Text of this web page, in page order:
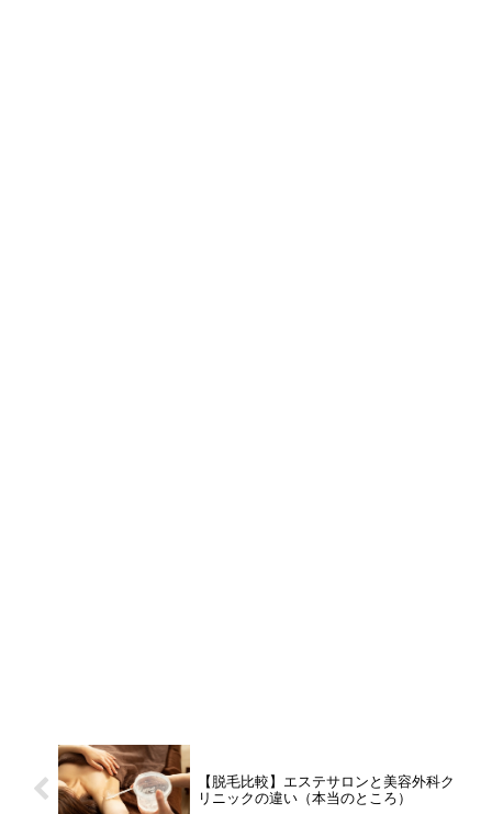
【脱毛比較】エステサロンと美容外科ク
リニックの違い（本当のところ）